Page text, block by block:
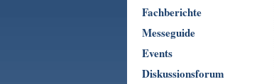
Fachberichte
Messeguide
Events
Diskussionsforum